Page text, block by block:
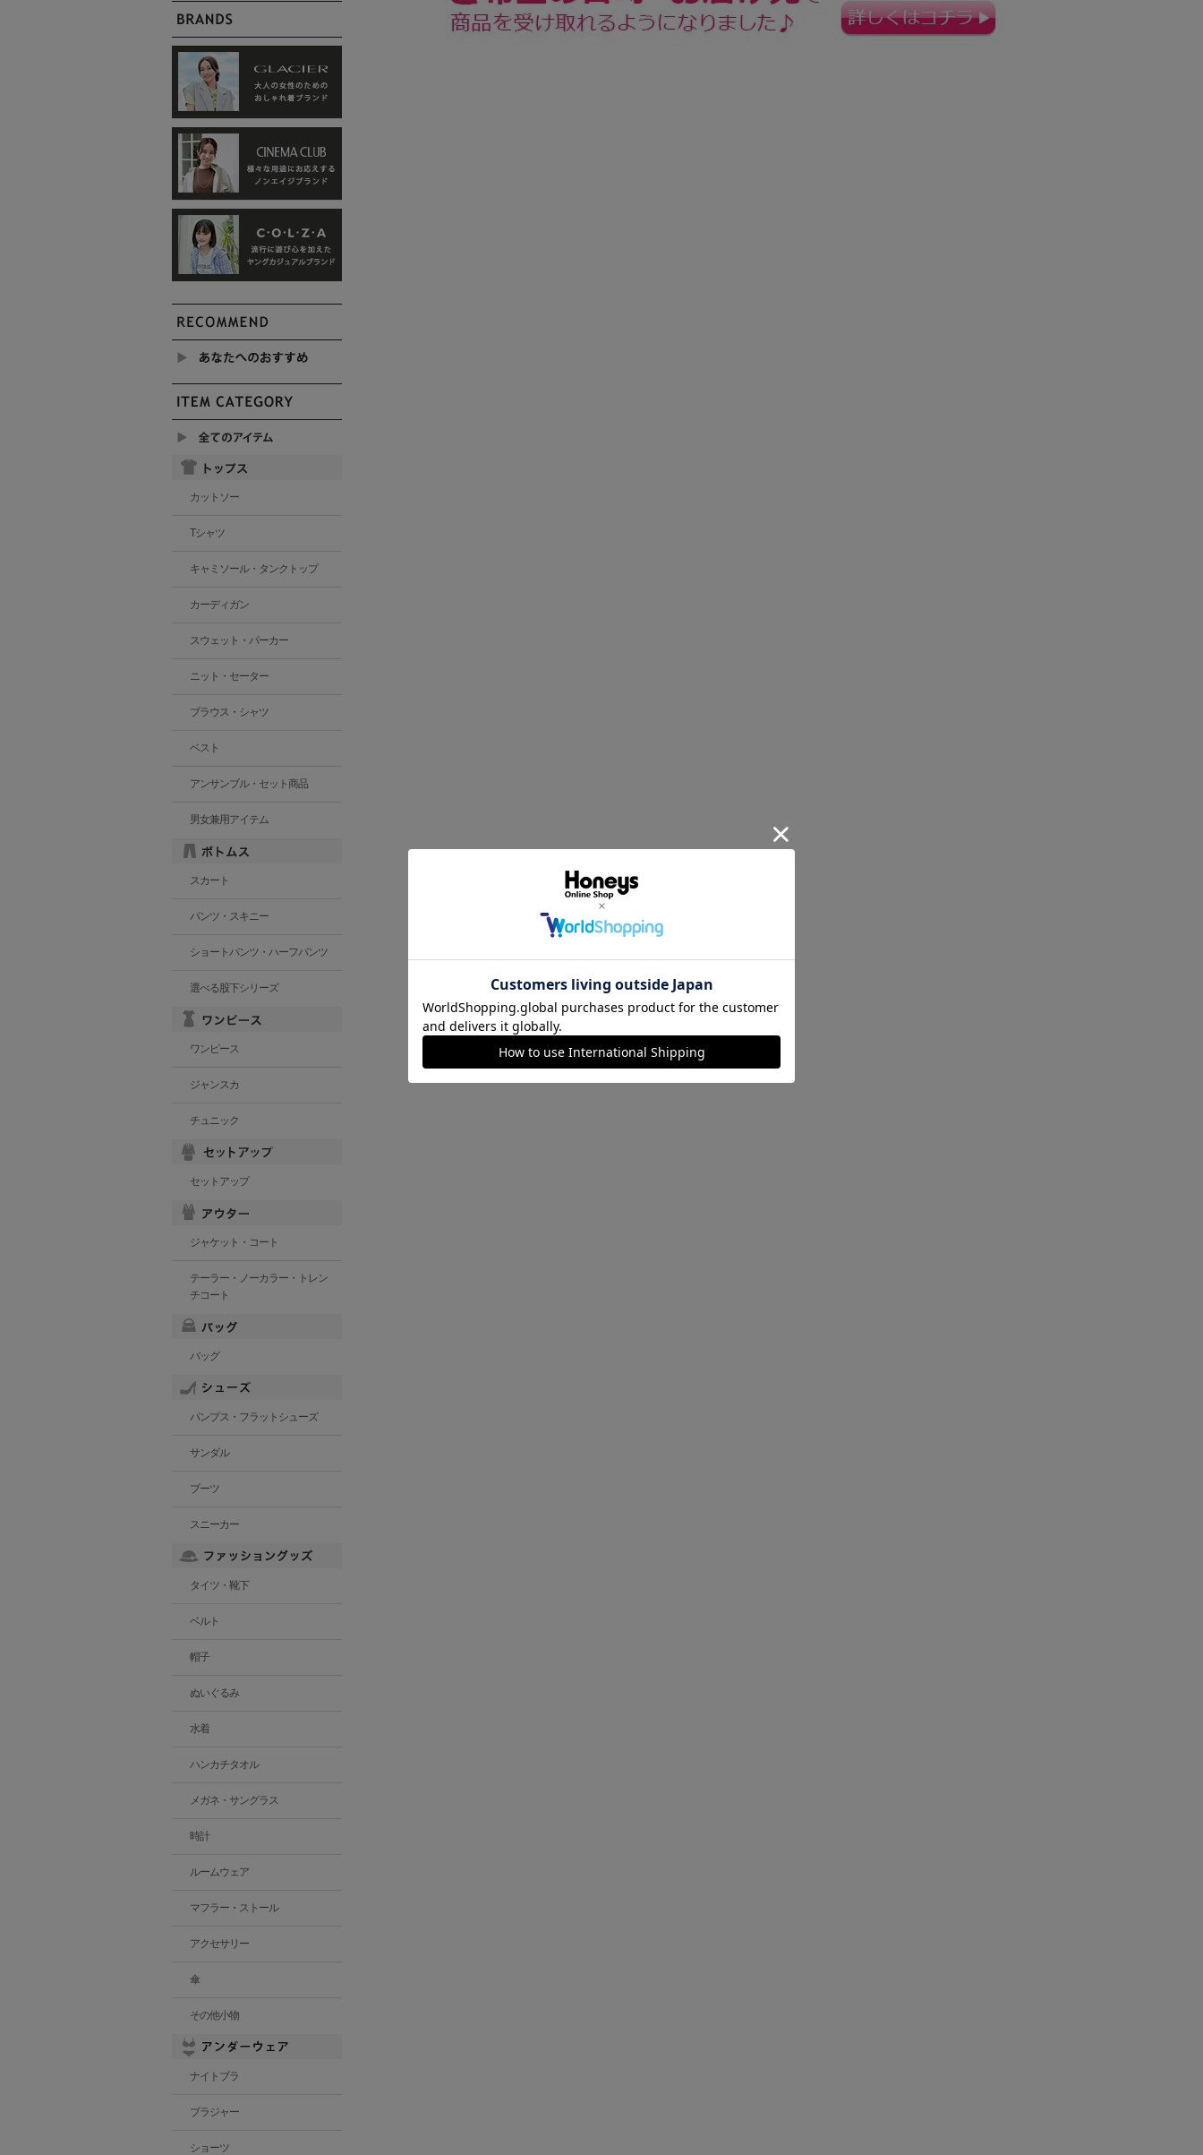
カットソー
Tシャツ
キャミソール・タンクトップ
カーディガン
スウェット・パーカー
ニット・セーター
ブラウス・シャツ
ベスト
アンサンブル・セット商品
男女兼用アイテム
スカート
パンツ・スキニー
ショートパンツ・ハーフパンツ
選べる股下シリーズ
ワンピース
ジャンスカ
チュニック
セットアップ
ジャケット・コート
テーラー・ノーカラー・トレン
チコート
バッグ
パンプス・フラットシューズ
サンダル
ブーツ
スニーカー
タイツ・靴下
ベルト
帽子
ぬいぐるみ
水着
ハンカチタオル
メガネ・サングラス
時計
ルームウェア
マフラー・ストール
アクセサリー
傘
その他小物
ナイトブラ
ブラジャー
ショーツ